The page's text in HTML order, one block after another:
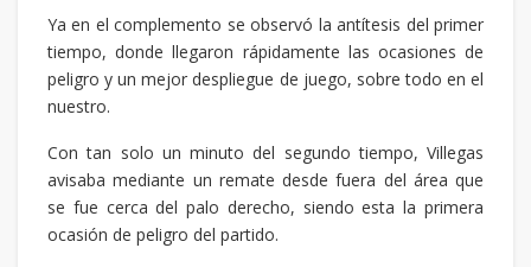
Ya en el complemento se observó la antítesis del primer
tiempo, donde llegaron rápidamente las ocasiones de
peligro y un mejor despliegue de juego, sobre todo en el
nuestro.
Con tan solo un minuto del segundo tiempo, Villegas
avisaba mediante un remate desde fuera del área que
se fue cerca del palo derecho, siendo esta la primera
ocasión de peligro del partido.